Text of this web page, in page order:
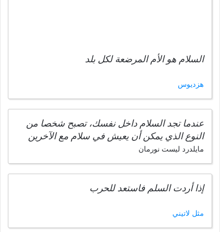
السلام هو الأم المرضعة لكل بلد
هزديوس
عندما تجد السلام داخل نفسك، تصبح شخصا من
النوع الذي يمكن أن يعيش في سلام مع الآخرين
مايلدرد ليست نورمان
إذا أردت السلم فاستعد للحرب
مثل لاتيني